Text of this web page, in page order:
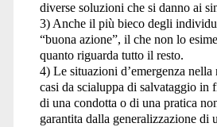
diverse soluzioni che si danno ai
3) Anche il più bieco degli
“buona azione”, il che non lo
quanto riguarda tutto il resto.
4) Le situazioni d’emergenza nella
casi da scialuppa di salvataggio in
di una condotta o di una pratica
garantita dalla generalizzazione di